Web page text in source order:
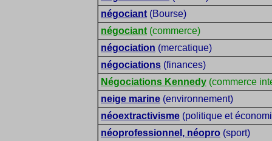
négociant (Bourse)
négociant (commerce)
négociation (mercatique)
négociations (finances)
Négociations Kennedy (commerce
neige marine (environnement)
néoextractivisme (politique et
néoprofessionnel, néopro (sport)